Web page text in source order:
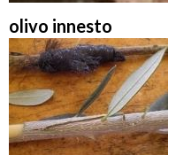
olivo innesto